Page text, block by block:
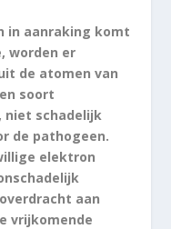
in aanraking komt
worden er
de atomen van
soort
niet schadelijk
de pathogeen.
elektron
aan
vrijkomende